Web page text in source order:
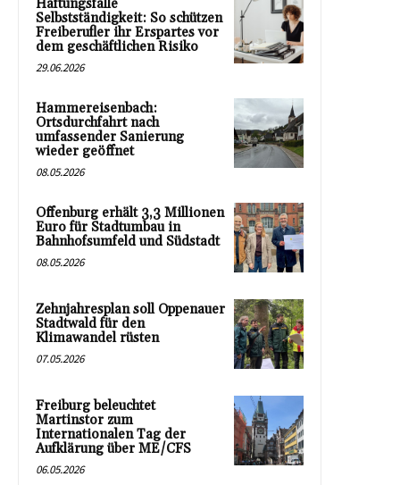
Haftungsfalle
Selbstständigkeit: So schützen
Freiberufler ihr Erspartes vor
dem geschäftlichen Risiko
29.06.2026
Hammereisenbach:
Ortsdurchfahrt nach
umfassender Sanierung
wieder geöffnet
08.05.2026
Offenburg erhält 3,3 Millionen
Euro für Stadtumbau in
Bahnhofsumfeld und Südstadt
08.05.2026
Zehnjahresplan soll Oppenauer
Stadtwald für den
Klimawandel rüsten
07.05.2026
Freiburg beleuchtet
Martinstor zum
Internationalen Tag der
Aufklärung über ME/CFS
06.05.2026